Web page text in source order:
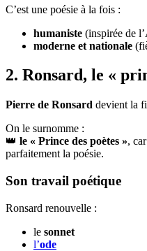
C’est une poésie à la fois :
humaniste (inspirée de
moderne et nationale
2. Ronsard, le «
Pierre de Ronsard devient la
On le surnomme :
👑 le « Prince des poètes »,
parfaitement la poésie.
Son travail poétique
Ronsard renouvelle :
le sonnet
l’ode